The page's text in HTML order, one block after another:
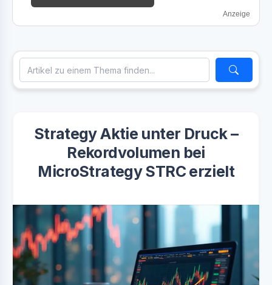
Anzeige
Strategy Aktie unter Druck –
Rekordvolumen bei
MicroStrategy STRC erzielt